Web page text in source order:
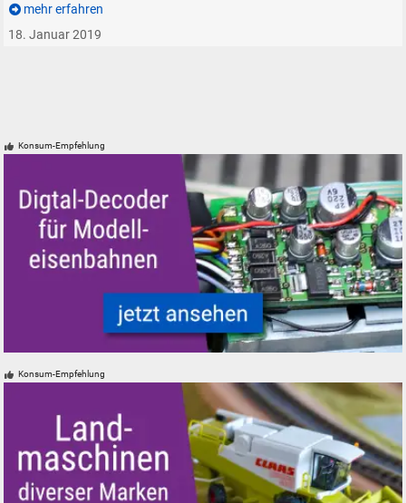
mehr erfahren
18. Januar 2019
Konsum-Empfehlung
Konsum-Empfehlung